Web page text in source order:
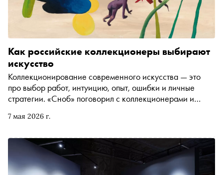
7 мая 2026 г.
Как российские коллекционеры выбирают
искусство
Коллекционирование современного искусства — это
про выбор работ, интуицию, опыт, ошибки и личные
стратегии. «Сноб» поговорил с коллекционерами и
новых авторов и о чём важно помнить в начале пути